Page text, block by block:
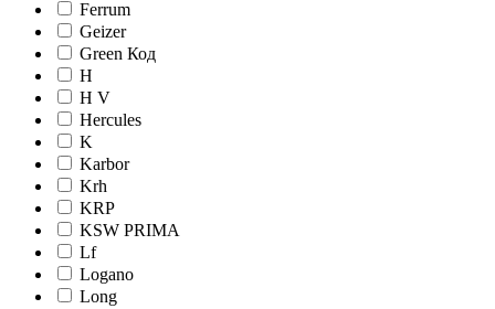
Ferrum
Geizer
Green Код
H
H V
Hercules
K
Karbor
Krh
KRP
KSW PRIMA
Lf
Logano
Long